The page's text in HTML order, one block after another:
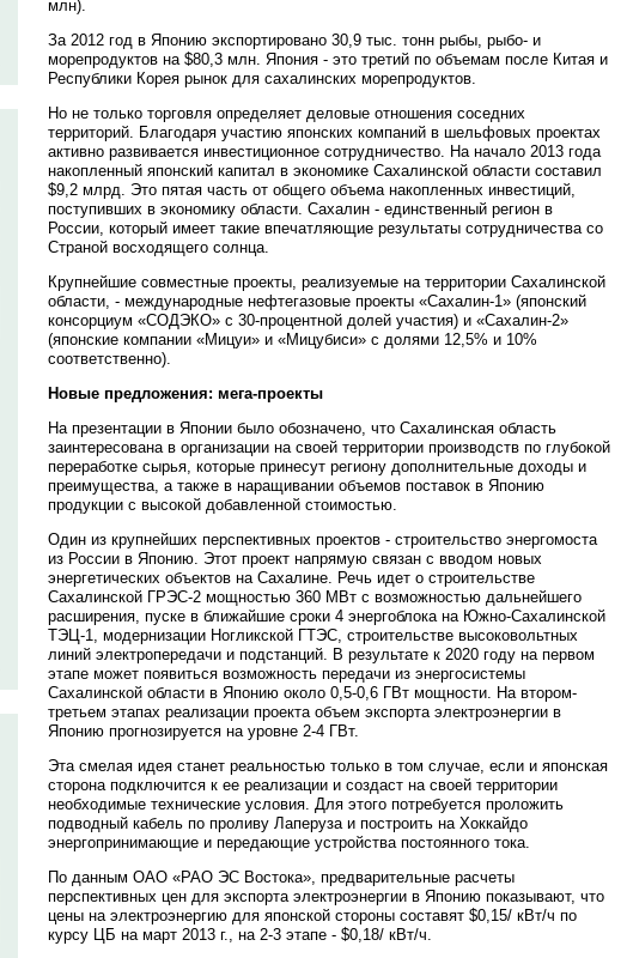
млн).
За 2012 год в Японию экспортировано 30,9 тыс. тонн рыбы, рыбо- и
морепродуктов на $80,3 млн. Япония - это третий по объемам после Китая и
Республики Корея рынок для сахалинских морепродуктов.
Но не только торговля определяет деловые отношения соседних
территорий. Благодаря участию японских компаний в шельфовых проектах
активно развивается инвестиционное сотрудничество. На начало 2013 года
накопленный японский капитал в экономике Сахалинской области составил
$9,2 млрд. Это пятая часть от общего объема накопленных инвестиций,
поступивших в экономику области. Сахалин - единственный регион в
России, который имеет такие впечатляющие результаты сотрудничества со
Страной восходящего солнца.
Крупнейшие совместные проекты, реализуемые на территории Сахалинской
области, - международные нефтегазовые проекты «Сахалин-1» (японский
консорциум «СОДЭКО» с 30-процентной долей участия) и «Сахалин-2»
(японские компании «Мицуи» и «Мицубиси» с долями 12,5% и 10%
соответственно).
Новые предложения: мега-проекты
На презентации в Японии было обозначено, что Сахалинская область
заинтересована в организации на своей территории производств по глубокой
переработке сырья, которые принесут региону дополнительные доходы и
преимущества, а также в наращивании объемов поставок в Японию
продукции с высокой добавленной стоимостью.
Один из крупнейших перспективных проектов - строительство энергомоста
из России в Японию. Этот проект напрямую связан с вводом новых
энергетических объектов на Сахалине. Речь идет о строительстве
Сахалинской ГРЭС-2 мощностью 360 МВт с возможностью дальнейшего
расширения, пуске в ближайшие сроки 4 энергоблока на Южно-Сахалинской
ТЭЦ-1, модернизации Ногликской ГТЭС, строительстве высоковольтных
линий электропередачи и подстанций. В результате к 2020 году на первом
этапе может появиться возможность передачи из энергосистемы
Сахалинской области в Японию около 0,5-0,6 ГВт мощности. На втором-
третьем этапах реализации проекта объем экспорта электроэнергии в
Японию прогнозируется на уровне 2-4 ГВт.
Эта смелая идея станет реальностью только в том случае, если и японская
сторона подключится к ее реализации и создаст на своей территории
необходимые технические условия. Для этого потребуется проложить
подводный кабель по проливу Лаперуза и построить на Хоккайдо
энергопринимающие и передающие устройства постоянного тока.
По данным ОАО «РАО ЭС Востока», предварительные расчеты
перспективных цен для экспорта электроэнергии в Японию показывают, что
цены на электроэнергию для японской стороны составят $0,15/ кВт/ч по
курсу ЦБ на март 2013 г., на 2-3 этапе - $0,18/ кВт/ч.